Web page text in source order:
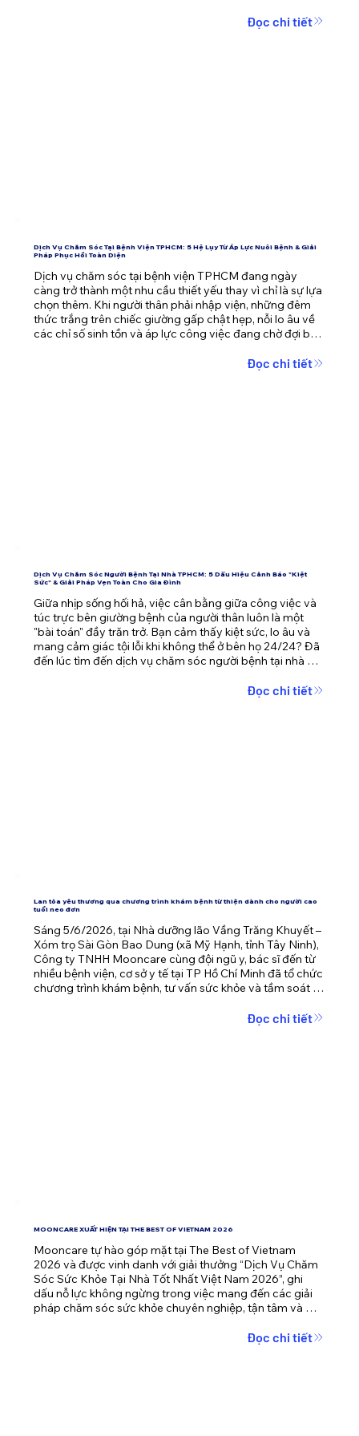
Đọc chi tiết
Dịch Vụ Chăm Sóc Tại Bệnh Viện TPHCM: 5 Hệ Lụy Từ Áp Lực Nuôi Bệnh & Giải
Pháp Phục Hồi Toàn Diện
Dịch vụ chăm sóc tại bệnh viện TPHCM đang ngày
càng trở thành một nhu cầu thiết yếu thay vì chỉ là sự lựa
chọn thêm. Khi người thân phải nhập viện, những đêm
thức trắng trên chiếc giường gấp chật hẹp, nỗi lo âu về
các chỉ số sinh tồn và áp lực công việc đang chờ đợi bên
ai. Bài viết này sẽ phân tích sâu về hội chứng kiệt sức khi
Đọc chi tiết
Dịch Vụ Chăm Sóc Người Bệnh Tại Nhà TPHCM: 5 Dấu Hiệu Cảnh Báo "Kiệt
Sức" & Giải Pháp Vẹn Toàn Cho Gia Đình
Giữa nhịp sống hối hả, việc cân bằng giữa công việc và
túc trực bên giường bệnh của người thân luôn là một
"bài toán" đầy trăn trở. Bạn cảm thấy kiệt sức, lo âu và
mang cảm giác tội lỗi khi không thể ở bên họ 24/24? Đã
đến lúc tìm đến dịch vụ chăm sóc người bệnh tại nhà
người bệnh mà còn giải phóng áp lực tâm lý cho cả gia
Đọc chi tiết
Lan tỏa yêu thương qua chương trình khám bệnh từ thiện dành cho người cao
tuổi neo đơn
Sáng 5/6/2026, tại Nhà dưỡng lão Vầng Trăng Khuyết –
Xóm trọ Sài Gòn Bao Dung (xã Mỹ Hạnh, tỉnh Tây Ninh),
Công ty TNHH Mooncare cùng đội ngũ y, bác sĩ đến từ
nhiều bệnh viện, cơ sở y tế tại TP Hồ Chí Minh đã tổ chức
chương trình khám bệnh, tư vấn sức khỏe và tầm soát
Đọc chi tiết
MOONCARE XUẤT HIỆN TẠI THE BEST OF VIETNAM 2026
Mooncare tự hào góp mặt tại The Best of Vietnam
2026 và được vinh danh với giải thưởng “Dịch Vụ Chăm
Sóc Sức Khỏe Tại Nhà Tốt Nhất Việt Nam 2026”, ghi
dấu nỗ lực không ngừng trong việc mang đến các giải
pháp chăm sóc sức khỏe chuyên nghiệp, tận tâm và
Đọc chi tiết